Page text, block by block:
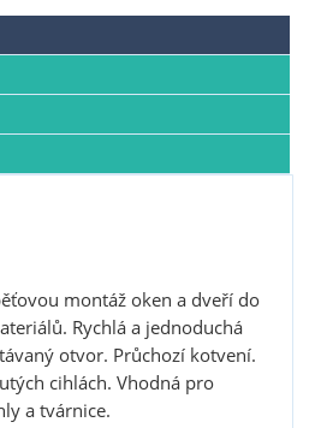
montáž oken a dveří do
Rychlá a jednoduchá
otvor. Průchozí kotvení.
cihlách. Vhodná pro
a tvárnice.